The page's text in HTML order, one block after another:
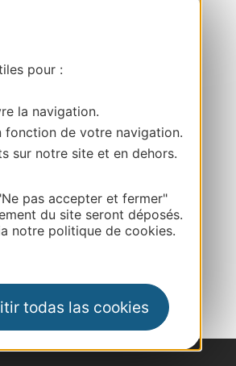
pour :
la navigation.
fonction de votre navigation.
sur notre site et en dehors.
pas accepter et fermer"
du site seront déposés.
notre politique de cookies.
todas las cookies